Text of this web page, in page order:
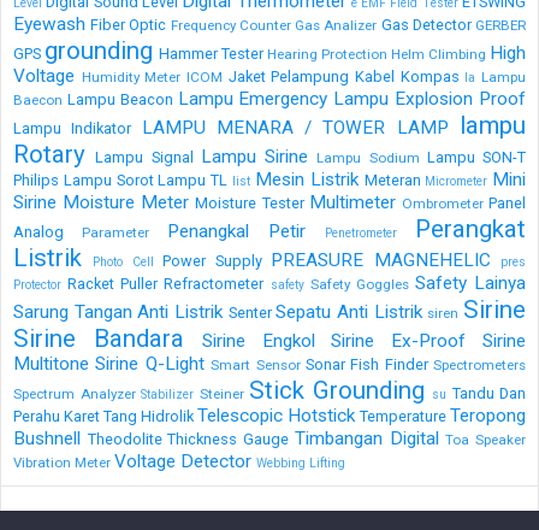
Eyewash Fiber Optic Frequency Counter Gas Analizer Gas Detector GERBER
GPS grounding Hammer Tester Hearing Protection Helm Climbing High
Voltage Humidity Meter ICOM Jaket Pelampung Kabel Kompas la Lampu
Baecon Lampu Beacon Lampu Emergency Lampu Explosion Proof
Lampu Indikator LAMPU MENARA / TOWER LAMP
lampu
Rotary Lampu Signal Lampu Sirine Lampu Sodium Lampu SON-T
Philips Lampu Sorot Lampu TL list Mesin Listrik Meteran Micrometer Mini
Sirine Moisture Meter Moisture Tester Multimeter Ombrometer Panel
Analog
Parameter Penangkal Petir Penetrometer
Perangkat
Listrik
Photo Cell Power Supply PREASURE MAGNEHELIC
pres
Protector Racket Puller Refractometer safety Safety Goggles Safety Lainya
Sarung Tangan Anti Listrik Senter Sepatu Anti Listrik siren Sirine
Sirine Bandara
Sirine Engkol Sirine Ex-Proof
Sirine
Multitone Sirine Q-Light Smart Sensor Sonar Fish Finder Spectrometers
Spectrum Analyzer Stabilizer Steiner Stick Grounding su Tandu Dan
Perahu Karet Tang Hidrolik Telescopic Hotstick Temperature Teropong
Bushnell Theodolite Thickness Gauge Timbangan Digital Toa Speaker
Vibration Meter Voltage Detector Webbing Lifting